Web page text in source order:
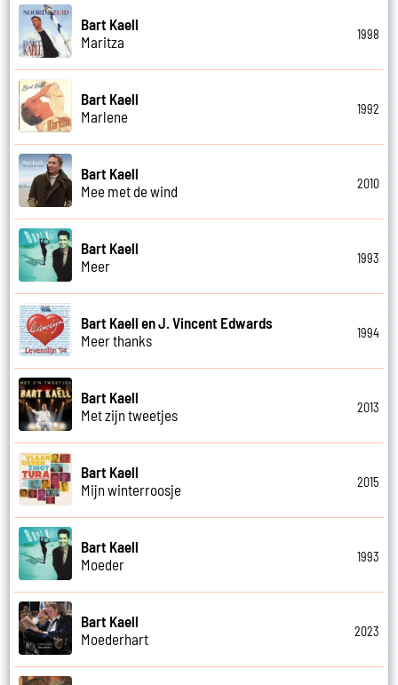
Bart Kaell
Maritza
1998
Bart Kaell
Marlene
1992
Bart Kaell
Mee met de wind
2010
Bart Kaell
Meer
1993
Bart Kaell en J. Vincent Edwards
Meer thanks
1994
Bart Kaell
Met zijn tweetjes
2013
Bart Kaell
Mijn winterroosje
2015
Bart Kaell
Moeder
1993
Bart Kaell
Moederhart
2023